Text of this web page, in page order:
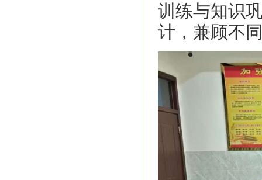
训练与知识
计，兼顾不